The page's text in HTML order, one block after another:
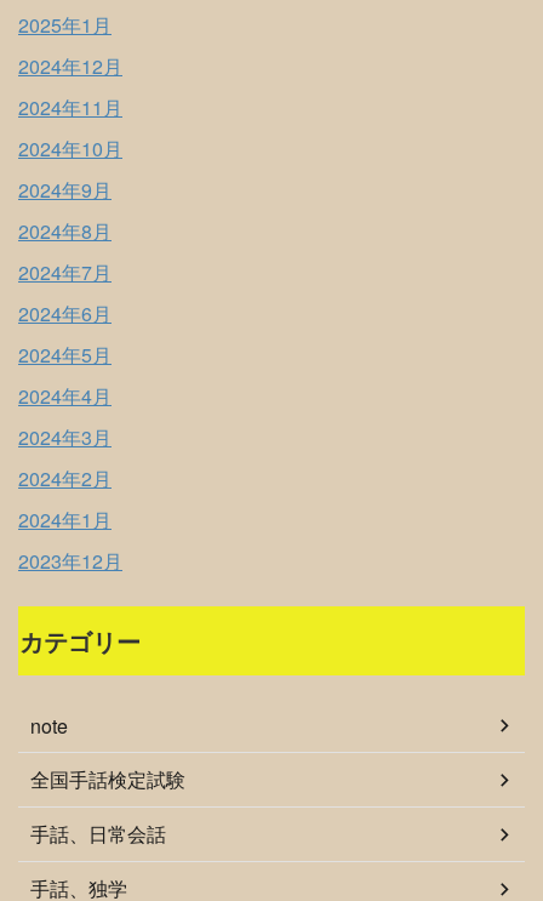
2025年1月
2024年12月
2024年11月
2024年10月
2024年9月
2024年8月
2024年7月
2024年6月
2024年5月
2024年4月
2024年3月
2024年2月
2024年1月
2023年12月
カテゴリー
note
全国手話検定試験
手話、日常会話
手話、独学